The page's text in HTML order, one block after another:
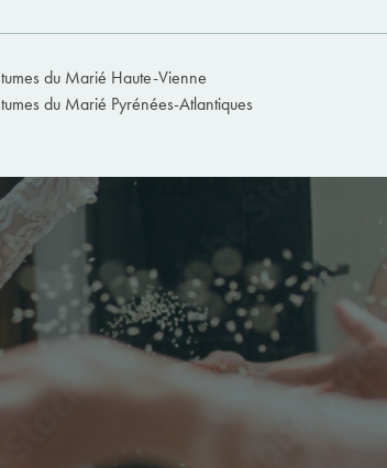
du Marié Haute-Vienne
du Marié Pyrénées-Atlantiques